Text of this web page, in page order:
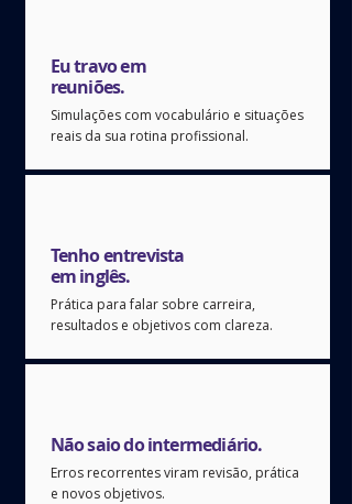
Eu travo em
reuniões.
Simulações com vocabulário e situações
reais da sua rotina profissional.
Tenho entrevista
em inglês.
Prática para falar sobre carreira,
resultados e objetivos com clareza.
Não saio do intermediário.
Erros recorrentes viram revisão, prática
e novos objetivos.